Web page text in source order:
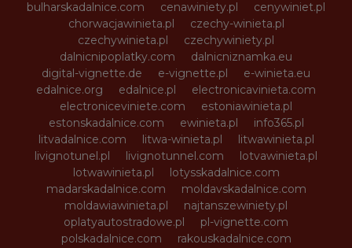
bulharskadalnice.com
cenawiniety.pl
cenywiniet.pl
chorwacjawinieta.pl
czechy-winieta.pl
czechywinieta.pl
czechywiniety.pl
dalnicnipoplatky.com
dalnicniznamka.eu
digital-vignette.de
e-vignette.pl
e-winieta.eu
edalnice.org
edalnice.pl
electronicavinieta.com
electroniceviniete.com
estoniawinieta.pl
estonskadalnice.com
ewinieta.pl
info365.pl
litvadalnice.com
litwa-winieta.pl
litwawinieta.pl
livignotunel.pl
livignotunnel.com
lotvawinieta.pl
lotwawinieta.pl
lotysskadalnice.com
madarskadalnice.com
moldavskadalnice.com
moldawiawinieta.pl
najtanszewiniety.pl
oplatyautostradowe.pl
pl-vignette.com
polskadalnice.com
rakouskadalnice.com